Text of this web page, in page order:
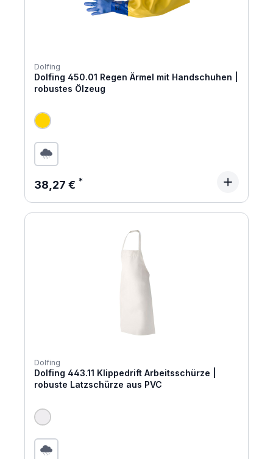
Dolfing
Dolfing 450.01 Regen Ärmel mit Handschuhen |
robustes Ölzeug
Regulärer Preis:
38,27 €
Dolfing
Dolfing 443.11 Klippedrift Arbeitsschürze |
robuste Latzschürze aus PVC